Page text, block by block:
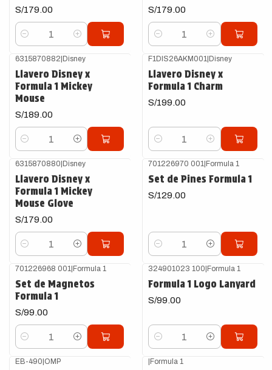
S/179.00
Cantidad
S/179.00
Cantidad
6315870882|Disney
Llavero Disney x
Formula 1 Mickey
Mouse
S/189.00
Cantidad
F1DIS26AKM001 |Disney
Llavero Disney x
Formula 1 Charm
S/199.00
Cantidad
6315870880|Disney
Llavero Disney x
Formula 1 Mickey
Mouse Glove
S/179.00
Cantidad
701226970 001 |Formula 1
Set de Pines Formula 1
S/129.00
Cantidad
701226968 001 |Formula 1
Set de Magnetos
Formula 1
S/99.00
Cantidad
324901023 100|Formula 1
Formula 1 Logo Lanyard
S/99.00
Cantidad
EB-490|OMP |Formula 1